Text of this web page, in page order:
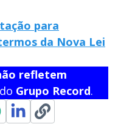
para
da Nova Lei
refletem
Grupo Record.